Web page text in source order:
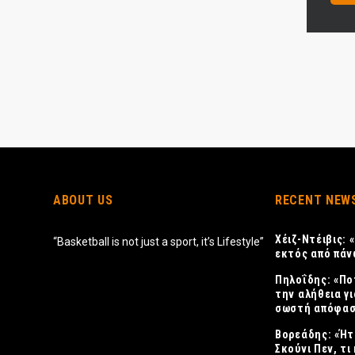
ABOUT US
“Basketball is not just a sport, it’s Lifestyle”
RECENT
Χέιζ-Ντέιβις:
εκτός από
Πηλοΐδης:
την αλήθεια
σωστή
Βορεάδης:
Σκούνι Πεν,